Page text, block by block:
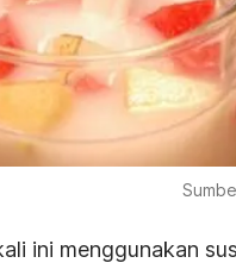
ini menggunakan